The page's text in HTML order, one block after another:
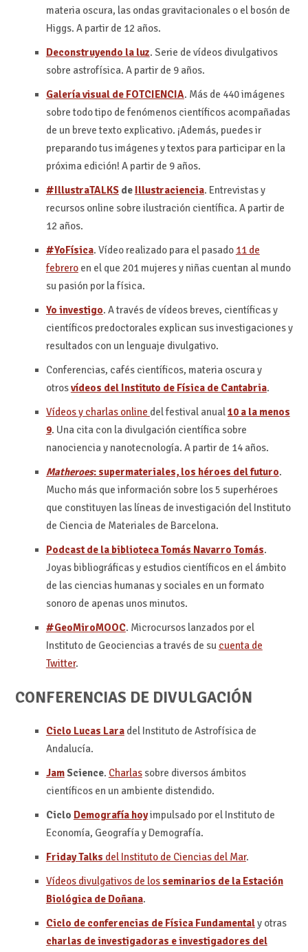
materia oscura, las ondas gravitacionales o el bosón de
Higgs. A partir de 12 años.
Deconstruyendo la luz. Serie de vídeos divulgativos
sobre astrofísica. A partir de 9 años.
Galería visual de FOTCIENCIA. Más de 440 imágenes
sobre todo tipo de fenómenos científicos acompañadas
de un breve texto explicativo. ¡Además, puedes ir
preparando tus imágenes y textos para participar en la
próxima edición! A partir de 9 años.
#IllustraTALKSde Illustraciencia. Entrevistas y
recursos online sobre ilustración científica. A partir de
12 años.
#YoFísica. Vídeo realizado para el pasado 11 de
febreroen el que 201 mujeres y niñas cuentan al mundo
su pasión por la física.
Yo investigo. A través de vídeos breves, científicas y
científicos predoctorales explican sus investigaciones y
resultados con un lenguaje divulgativo.
Conferencias, cafés científicos, materia oscura y
otrosvídeos del Instituto de Física de Cantabria.
Vídeos y charlas online del festival anual10 a la menos
9. Una cita con la divulgación científica sobre
nanociencia y nanotecnología. A partir de 14 años.
Matheroes: supermateriales, los héroes del futuro.
Mucho más que información sobre los 5 superhéroes
que constituyen las líneas de investigación del Instituto
de Ciencia de Materiales de Barcelona.
Podcast de la biblioteca Tomás Navarro Tomás.
Joyas bibliográficas y estudios científicos en el ámbito
de las ciencias humanas y sociales en un formato
sonoro de apenas unos minutos.
#GeoMiroMOOC. Microcursos lanzados por el
Instituto de Geociencias a través de su cuenta de
Twitter.
CONFERENCIAS DE DIVULGACIÓN
Ciclo Lucas Laradel Instituto de Astrofísica de
Andalucía.
JamScience. Charlassobre diversos ámbitos
científicos en un ambiente distendido.
Ciclo Demografía hoyimpulsado por el Instituto de
Economía, Geografía y Demografía.
Friday Talks del Instituto de Ciencias del Mar.
Vídeos divulgativos de los seminarios de la Estación
Biológica de Doñana.
Ciclo de conferencias de Física Fundamentaly otras
charlas de investigadoras e investigadores del